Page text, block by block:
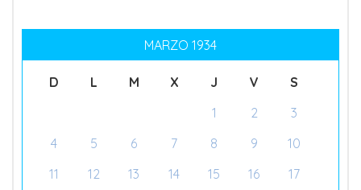
MARZO 1934
D L M X J V
S
1
2
3
4
5 6 7 8 9
10
11
12 13 14 15 16
17